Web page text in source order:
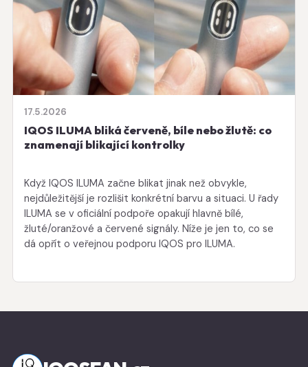
17.5.2026
IQOS ILUMA bliká červeně, bíle nebo žlutě: co
znamenají blikající kontrolky
Když IQOS ILUMA začne blikat jinak než obvykle,
nejdůležitější je rozlišit konkrétní barvu a situaci. U řady
ILUMA se v oficiální podpoře opakují hlavně bílé,
žluté/oranžové a červené signály. Níže je jen to, co se
dá opřít o veřejnou podporu IQOS pro ILUMA.